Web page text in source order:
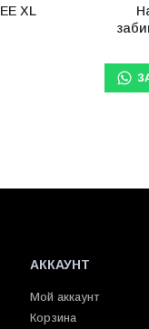
XL
АККАУНТ
Мой аккаунт
Корзина